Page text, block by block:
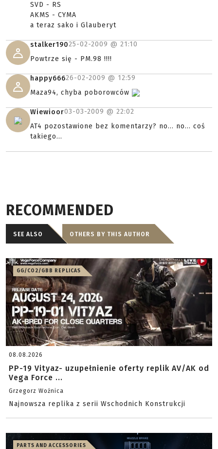
SVD - RS
AKMS - CYMA
a teraz sako i Glauberyt
stalker19025-02-2009 @ 21:10
Powtrze się - PM.98 !!!!
happy66626-02-2009 @ 12:59
Maza94, chyba poborowców
Wiewioor03-03-2009 @ 22:02
AT4 pozostawione bez komentarzy? no... no... coś
takiego...
RECOMMENDED
SEE ALSO OTHERS BY THIS AUTHOR
GG/CO2/GBB REPLICAS
08.08.2026
PP-19 Vityaz- uzupełnienie oferty replik AV/AK od
Vega Force ...
Grzegorz Woźnica
Najnowsza replika z serii Wschodnich Konstrukcji
PARTS AND ACCESSORIES